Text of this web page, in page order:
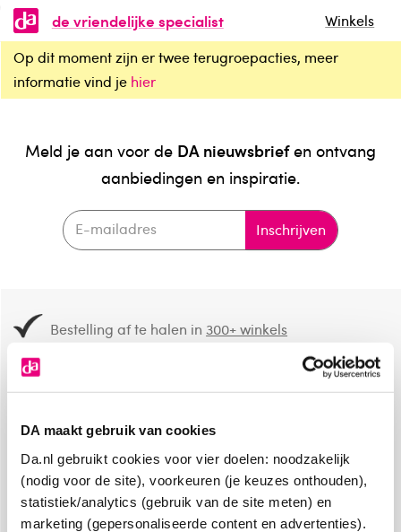
DA maakt gebruik van cookies
Da.nl gebruikt cookies voor vier doelen: noodzakelijk
(nodig voor de site), voorkeuren (je keuzes onthouden),
statistiek/analytics (gebruik van de site meten) en
marketing (gepersonaliseerde content en advertenties).
de vriendelijke specialist
Winkels
Op dit moment zijn er twee terugroepacties, meer
informatie vind je hier
Meld je aan voor de DA nieuwsbriefen ontvang
aanbiedingen en inspiratie.
Inschrijven
Bestelling af te halen in300+ winkels
8.6 uit4.106 reviews
Over DA
Klantenservice